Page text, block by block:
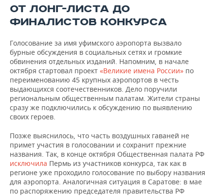
КИБЕРСПОРТ
ВОДНЫЕ ВИДЫ СПОРТА
ХОККЕЙ С МЯЧОМ
КУЛЬТУРА
ОБРАЗОВАНИЕ
ПРОИСШЕСТВИЯ
СПИСОК КОМПАНИЙ
ОТ ЛОНГ-ЛИСТА ДО
ФИНАЛИСТОВ КОНКУРСА
Голосование за имя уфимского аэропорта вызвало
бурные обсуждения в социальных сетях и громкие
обвинения отдельных изданий. Напомним, в начале
октября стартовал проект «Великие имена России» по
переименованию 45 крупных аэропортов в честь
выдающихся соотечественников. Дело поручили
региональным общественным палатам. Жители страны
сразу же подключились к обсуждению по выявлению
своих героев.
Позже выяснилось, что часть воздушных гаваней не
примет участия в голосовании и сохранит прежние
названия. Так, в конце октября Общественная палата РФ
исключила Пермь из участников конкурса, так как в
регионе уже проходило голосование по выбору названия
для аэропорта. Аналогичная ситуация в Саратове: в мае
по распоряжению председателя правительства РФ